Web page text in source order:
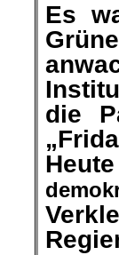
Es
die